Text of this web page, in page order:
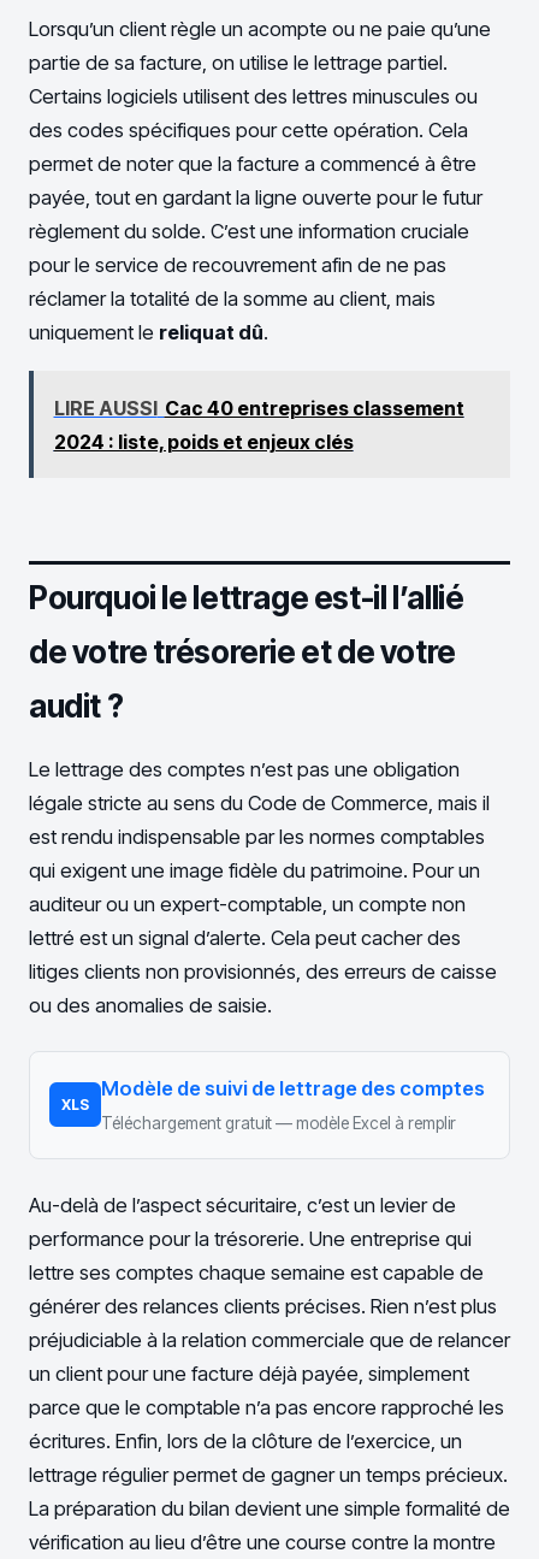
Lorsqu’un client règle un acompte ou ne paie qu’une
partie de sa facture, on utilise le lettrage partiel.
Certains logiciels utilisent des lettres minuscules ou
des codes spécifiques pour cette opération. Cela
permet de noter que la facture a commencé à être
payée, tout en gardant la ligne ouverte pour le futur
règlement du solde. C’est une information cruciale
pour le service de recouvrement afin de ne pas
réclamer la totalité de la somme au client, mais
uniquement le reliquat dû.
LIRE AUSSI Cac 40 entreprises classement
2024 : liste, poids et enjeux clés
Pourquoi le lettrage est-il l’allié
de votre trésorerie et de votre
audit ?
Le lettrage des comptes n’est pas une obligation
légale stricte au sens du Code de Commerce, mais il
est rendu indispensable par les normes comptables
qui exigent une image fidèle du patrimoine. Pour un
auditeur ou un expert-comptable, un compte non
lettré est un signal d’alerte. Cela peut cacher des
litiges clients non provisionnés, des erreurs de caisse
ou des anomalies de saisie.
XLS
Modèle de suivi de lettrage des comptes
Téléchargement gratuit — modèle Excel à remplir
Au-delà de l’aspect sécuritaire, c’est un levier de
performance pour la trésorerie. Une entreprise qui
lettre ses comptes chaque semaine est capable de
générer des relances clients précises. Rien n’est plus
préjudiciable à la relation commerciale que de relancer
un client pour une facture déjà payée, simplement
parce que le comptable n’a pas encore rapproché les
écritures. Enfin, lors de la clôture de l’exercice, un
lettrage régulier permet de gagner un temps précieux.
La préparation du bilan devient une simple formalité de
vérification au lieu d’être une course contre la montre